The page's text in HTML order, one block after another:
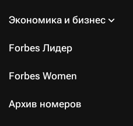
Экономика и бизнес
Forbes Лидер
Forbes Women
Архив номеров